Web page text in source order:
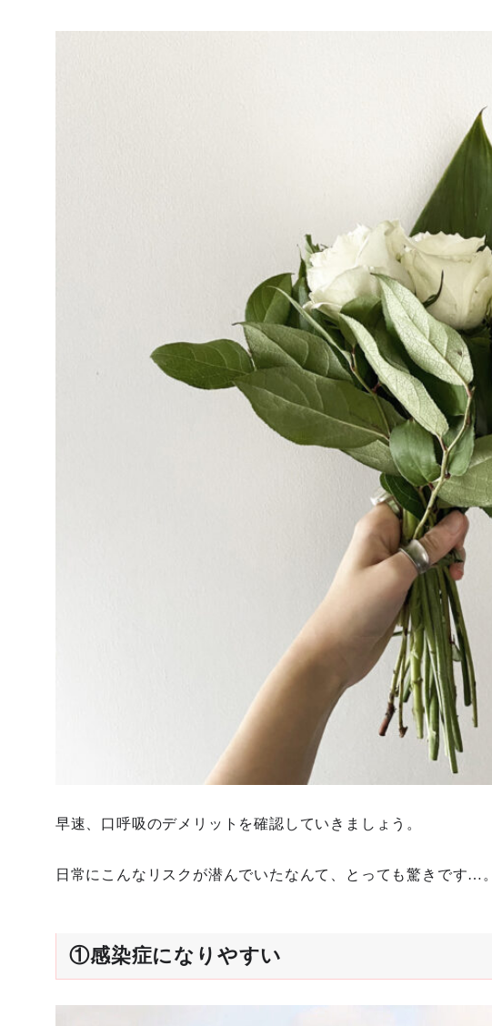
早速、口呼吸のデメリットを確認していきましょう。
日常にこんなリスクが潜んでいたなんて、とっても驚きです…。
①感染症になりやすい